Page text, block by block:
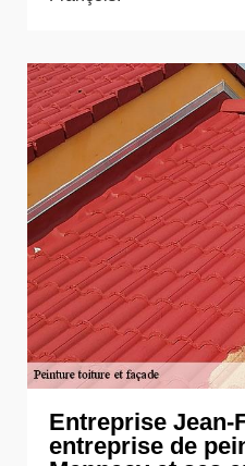
Entreprise Jean-
entreprise de